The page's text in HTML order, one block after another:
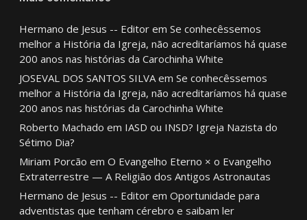
Hermano de Jesus -- Editorem Se conhecêssemos
melhor a História da Igreja, não acreditaríamos há quase
200 anos nas histórias da Carochinha White
JOSEVAL DOS SANTOS SILVAem Se conhecêssemos
melhor a História da Igreja, não acreditaríamos há quase
200 anos nas histórias da Carochinha White
Roberto Machado em IASD ou INSD? Igreja Nazista do
Sétimo Dia?
Miriam Porcão em O Evangelho Eterno × o Evangelho
Extraterrestre — A Religião dos Antigos Astronautas
Hermano de Jesus -- Editorem Oportunidade para
adventistas que tenham cérebro e saibam ler